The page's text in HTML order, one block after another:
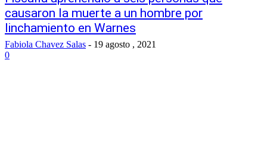
causaron la muerte a un hombre por
linchamiento en Warnes
Fabiola Chavez Salas - 19 agosto , 2021
0